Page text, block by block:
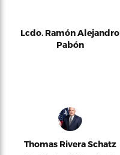
Lcdo. Ramón Alejandro
Pabón
Thomas Rivera Schatz